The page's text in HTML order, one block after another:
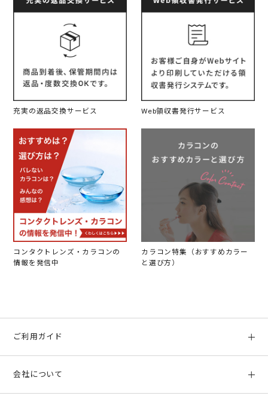
充実の返品交換サービス Web領収書発行サービス
コンタクトレンズ・カラコンの
情報を発信中
カラコン特集（おすすめカラー
と選び方）
ご利用ガイド
会社について